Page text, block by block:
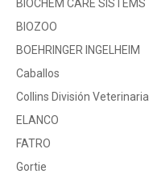
BIOCHEM CARE SISTEMS
BIOZOO
BOEHRINGER INGELHEIM
Caballos
Collins División Veterinaria
ELANCO
FATRO
Gortie